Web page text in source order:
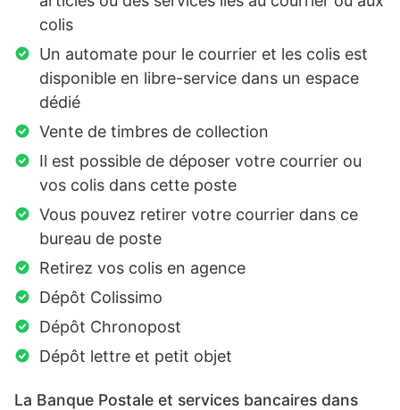
colis
Un automate pour le courrier et les colis est
disponible en libre-service dans un espace
dédié
Vente de timbres de collection
Il est possible de déposer votre courrier ou
vos colis dans cette poste
Vous pouvez retirer votre courrier dans ce
bureau de poste
Retirez vos colis en agence
Dépôt Colissimo
Dépôt Chronopost
Dépôt lettre et petit objet
La Banque Postale et services bancaires dans